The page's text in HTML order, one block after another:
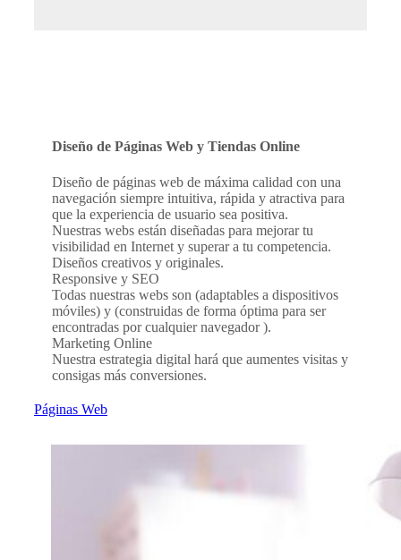
Diseño de Páginas Web y Tiendas Online
Diseño de páginas web de máxima calidad con una
navegación siempre intuitiva, rápida y atractiva para
que la experiencia de usuario sea positiva.
Nuestras webs están diseñadas para mejorar tu
visibilidad en Internet y superar a tu competencia.
Diseños creativos y originales.
Responsive y SEO
Todas nuestras webs son (adaptables a dispositivos
móviles) y (construidas de forma óptima para ser
encontradas por cualquier navegador ).
Marketing Online
Nuestra estrategia digital hará que aumentes visitas y
consigas más conversiones.
Páginas Web